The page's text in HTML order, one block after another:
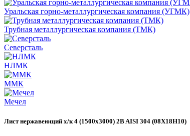
Уральская горно-металлургическая компания (УГМК)
Трубная металлургическая компания (ТМК)
Северсталь
НЛМК
ММК
Мечел
Лист нержавеющий х/к 4 (1500х3000) 2B AISI 304 (08Х18Н10)